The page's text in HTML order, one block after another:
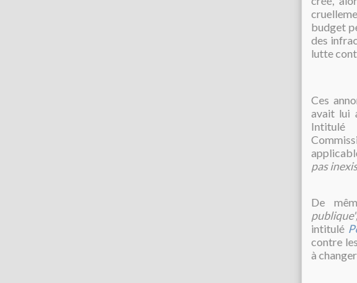
budget
des
lutte
Ces
avait lui
Intitulé
pas
De
publique",
intitulé
contre
à